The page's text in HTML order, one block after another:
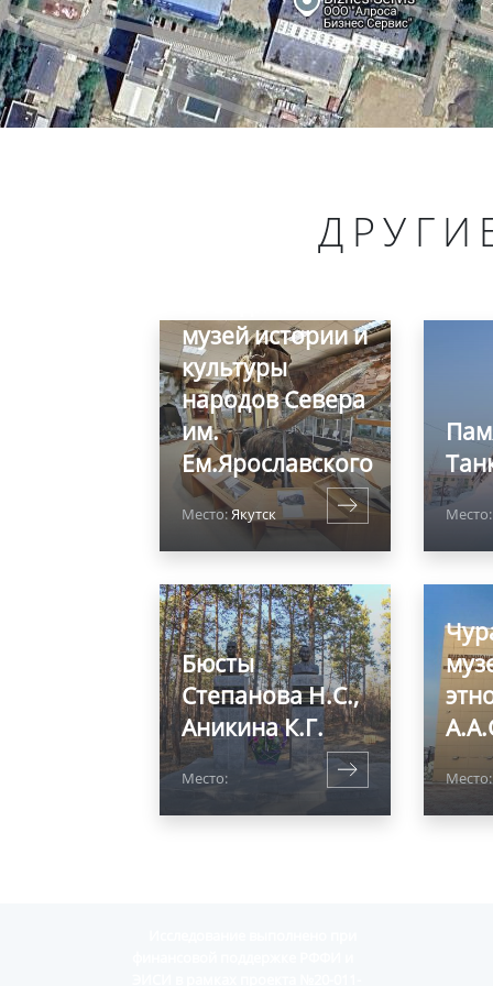
музей истории и
культуры
народов Севера
им.
Ем.Ярославского
Место:Якутск Место:
Бюсты
Степанова Н.С.,
Аникина К.Г.
Место: